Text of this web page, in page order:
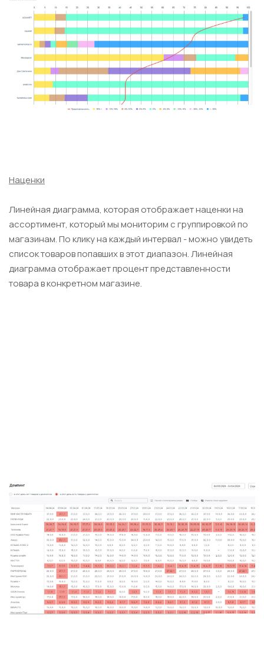
Наценки
Линейная диаграмма, которая отображает наценки на
ассортимент, который мы мониторим с группировкой по
магазинам. По клику на каждый интервал - можно увидеть
список товаров попавших в этот диапазон. Линейная
диаграмма отображает процент представленности
товара в конкретном магазине.